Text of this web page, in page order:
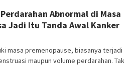
Abnormal di Masa
Jadi Itu Tanda Awal Kanker
masa premenopause, biasanya terjadi
maupun volume perdarahan. Tak